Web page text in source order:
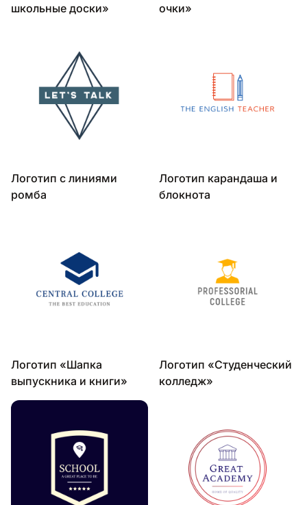
школьные доски»
очки»
Логотип с линиями
ромба
Логотип карандаша и
блокнота
Логотип «Шапка
выпускника и книги»
Логотип «Студенческий
колледж»